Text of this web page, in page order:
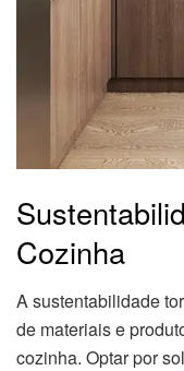
Cozinha
A sustentabilidade
de materiais e
cozinha. Optar por